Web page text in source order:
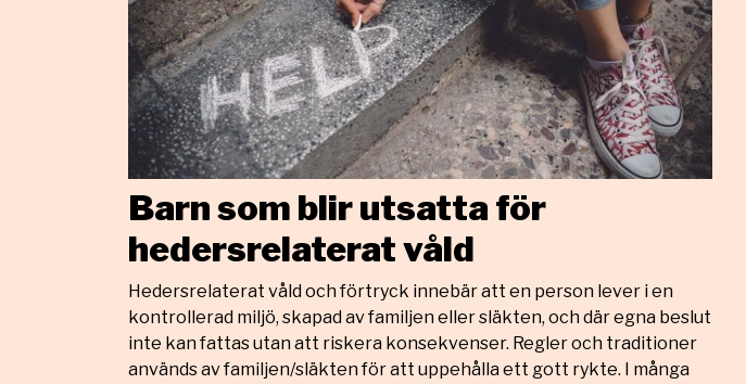
Barn som blir utsatta för
hedersrelaterat våld
Hedersrelaterat våld och förtryck innebär att en person lever i en
kontrollerad miljö, skapad av familjen eller släkten, och där egna beslut
inte kan fattas utan att riskera konsekvenser. Regler och traditioner
används av familjen/släkten för att uppehålla ett gott rykte. I många